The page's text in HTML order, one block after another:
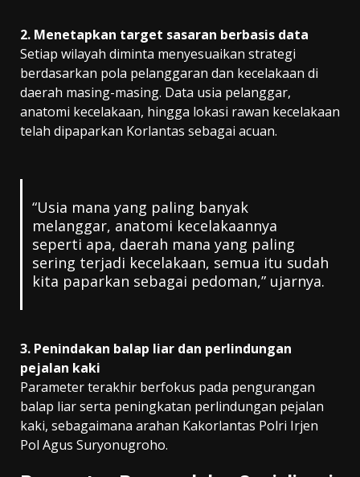
2. Menetapkan target sasaran berbasis data
Setiap wilayah diminta menyesuaikan strategi
berdasarkan pola pelanggaran dan kecelakaan di
daerah masing-masing. Data usia pelanggar,
anatomi kecelakaan, hingga lokasi rawan kecelakaan
telah dipaparkan Korlantas sebagai acuan.
“Usia mana yang paling banyak
melanggar, anatomi kecelakaannya
seperti apa, daerah mana yang paling
sering terjadi kecelakaan, semua itu sudah
kita paparkan sebagai pedoman,” ujarnya.
3. Penindakan balap liar dan perlindungan
pejalan kaki
Parameter terakhir berfokus pada pengurangan
balap liar serta peningkatan perlindungan pejalan
kaki, sebagaimana arahan Kakorlantas Polri Irjen
Pol Agus Suryonugroho.